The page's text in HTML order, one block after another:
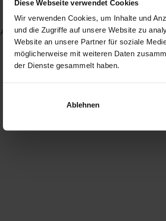
Diese Webseite verwendet Cookies
Wir verwenden Cookies, um Inhalte und
und die Zugriffe auf unsere Website zu
Website an unsere Partner für soziale
möglicherweise mit weiteren Daten
der Dienste gesammelt haben.
Ablehnen
Application error: a client-side exception has